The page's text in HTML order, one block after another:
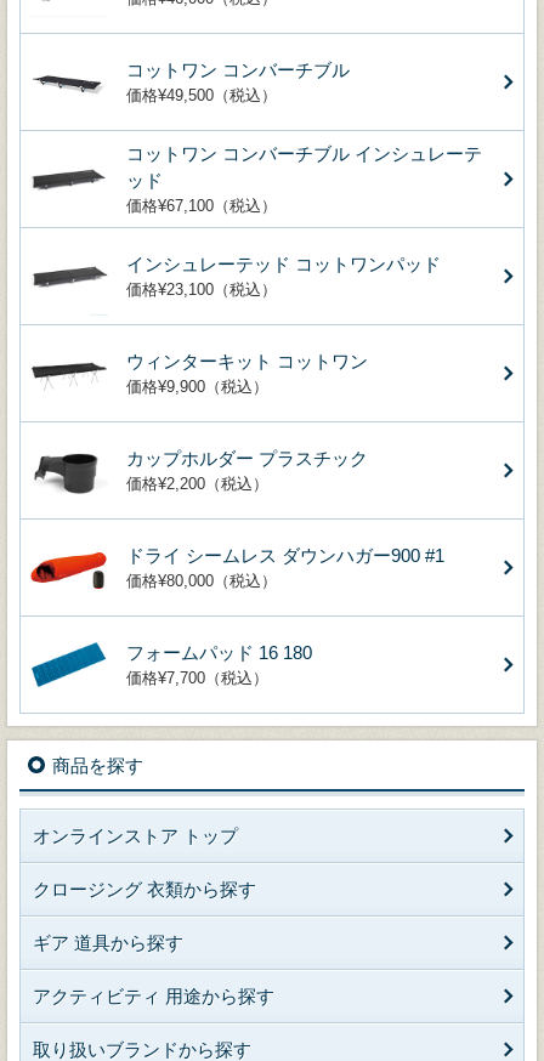
コットワン コンバーチブル
価格¥49,500（税込）
コットワン コンバーチブル インシュレーテ
ッド
価格¥67,100（税込）
インシュレーテッド コットワンパッド
価格¥23,100（税込）
ウィンターキット コットワン
価格¥9,900（税込）
カップホルダー プラスチック
価格¥2,200（税込）
ドライ シームレス ダウンハガー900 #1
価格¥80,000（税込）
フォームパッド 16 180
価格¥7,700（税込）
商品を探す
オンラインストア トップ
クロージング 衣類から探す
ギア 道具から探す
アクティビティ 用途から探す
取り扱いブランドから探す